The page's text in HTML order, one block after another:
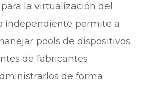
la virtualización del
independiente permite a
pools de dispositivos
de fabricantes
de forma